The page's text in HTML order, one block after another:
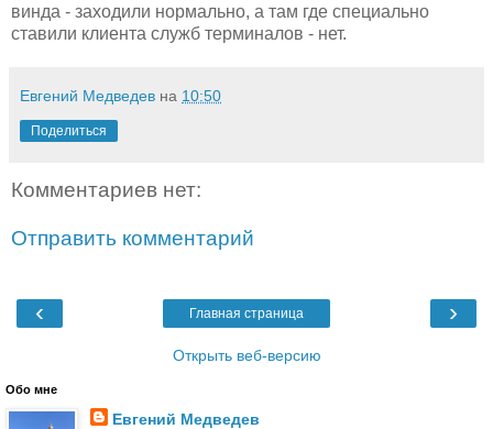
винда - заходили нормально, а там где специально
ставили клиента служб терминалов - нет.
Евгений Медведев на 10:50
Поделиться
Комментариев нет:
Отправить комментарий
‹ ›
Главная страница
Открыть веб-версию
Обо мне
Евгений Медведев